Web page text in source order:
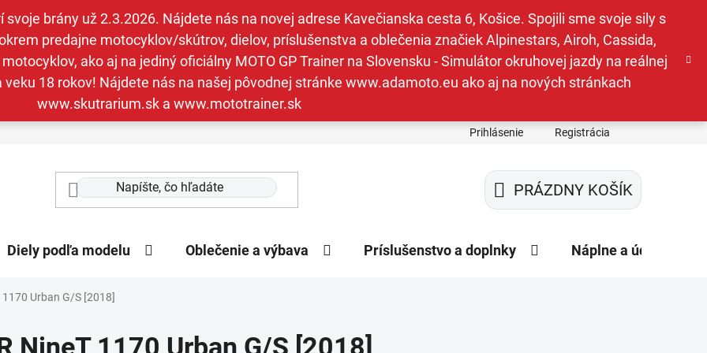
brány už 2.3.2026. Nájdete nás na novej adrese Kavečianska cesta 6, Košice. Spojili sme svoje sily s
predajne motocyklov/skútrov, dielov, príslušenstva a oblečenia značiek Alpinestars, Airoh, Cassida,
ako aj na jediný oficiálny MOTO GP Trainer na Slovensku - Simulátor okruhovej jazdy na reálnej
18 rokov! Nájdete nás na našej pôvodnej stránke www.adamoto.eu ako aj na nových stránkach
www.skutrarium.sk a www.mototrainer.sk
Prihlásenie Registrácia
NÁKUPNÝ
KOŠÍK
PRÁZDNY KOŠÍK
Diely podľa modelu Oblečenie a výbava Príslušenstvo a doplnky Náplne a údržba
1170 Urban G/S [2018]
NineT 1170 Urban G/S [2018]